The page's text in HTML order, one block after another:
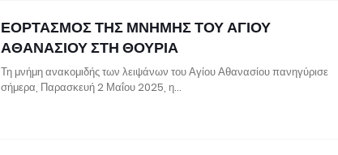
ΕΟΡΤΑΣΜΟΣ ΤΗΣ ΜΝΗΜΗΣ ΤΟΥ ΑΓΙΟΥ
ΑΘΑΝΑΣΙΟΥ ΣΤΗ ΘΟΥΡΙΑ
Τη μνήμη ανακομιδής των λειψάνων του Αγίου Αθανασίου πανηγύρισε
σήμερα, Παρασκευή 2 Μαΐου 2025, η…